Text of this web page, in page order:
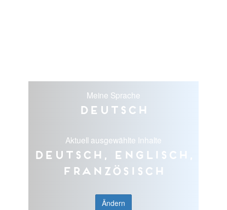
Meine Sprache
Deutsch
Aktuell ausgewählte Inhalte
Deutsch, Englisch,
Französisch
Ändern